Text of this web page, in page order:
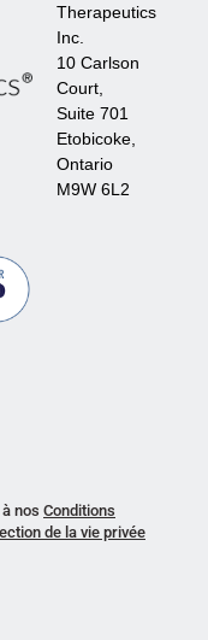
Therapeutics
Inc.
10 Carlson
Court,
Suite 701
Etobicoke,
Ontario
M9W 6L2
nos Conditions
de la vie privée